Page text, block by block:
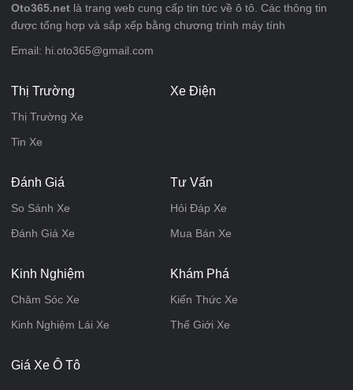
Oto365.net là trang web cung cấp tin tức về ô tô. Các thông tin
được tổng hợp và sắp xếp bằng chương trình máy tính
Email: hi.oto365@gmail.com
Thị Trường
Thị Trường Xe
Tin Xe
Xe Điện
Đánh Giá
So Sánh Xe
Đánh Giá Xe
Tư Vấn
Hỏi Đáp Xe
Mua Bán Xe
Kinh Nghiệm
Chăm Sóc Xe
Kinh Nghiệm Lái Xe
Khám Phá
Kiến Thức Xe
Thế Giới Xe
Giá Xe Ô Tô